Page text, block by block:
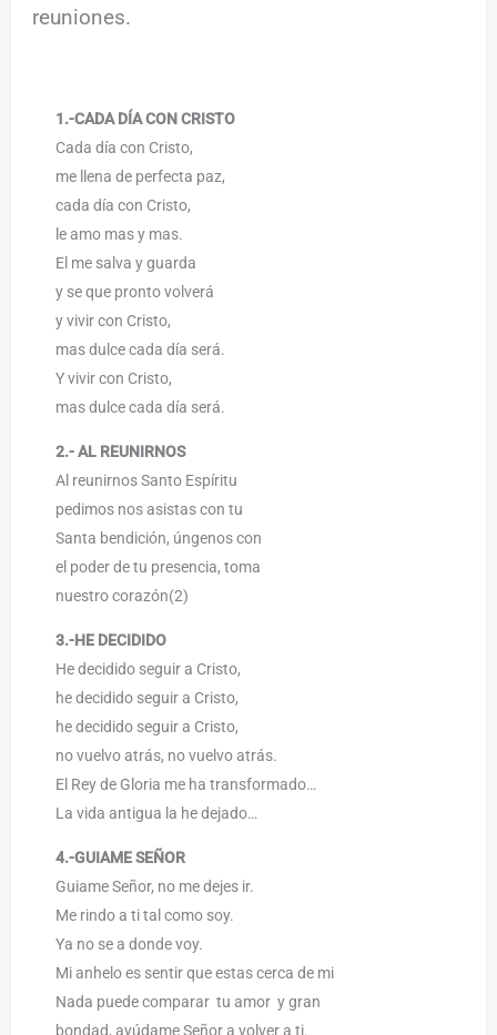
reuniones.
1.-CADA DÍA CON CRISTO
Cada día con Cristo,
me llena de perfecta paz,
cada día con Cristo,
le amo mas y mas.
El me salva y guarda
y se que pronto volverá
y vivir con Cristo,
mas dulce cada día será.
Y vivir con Cristo,
mas dulce cada día será.
2.- AL REUNIRNOS
Al reunirnos Santo Espíritu
pedimos nos asistas con tu
Santa bendición, úngenos con
el poder de tu presencia, toma
nuestro corazón(2)
3.-HE DECIDIDO
He decidido seguir a Cristo,
he decidido seguir a Cristo,
he decidido seguir a Cristo,
no vuelvo atrás, no vuelvo atrás.
El Rey de Gloria me ha transformado…
La vida antigua la he dejado…
4.-GUIAME SEÑOR
Guiame Señor, no me dejes ir.
Me rindo a ti tal como soy.
Ya no se a donde voy.
Mi anhelo es sentir que estas cerca de mi
Nada puede comparar tu amor y gran
bondad, ayúdame Señor a volver a ti.